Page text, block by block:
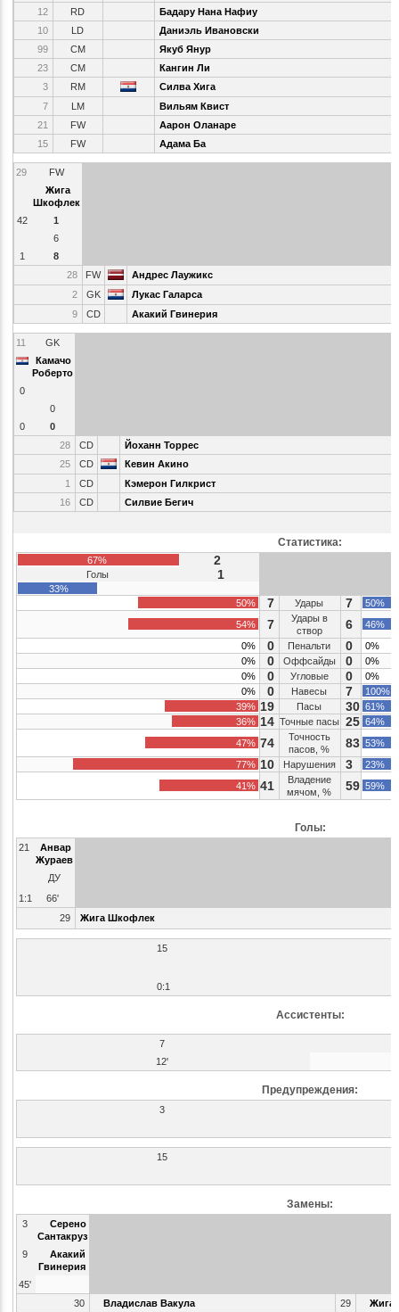
12 RD
Бадару Нана Нафиу
10
LD
Даниэль Ивановски
99
CM
Якуб Янур
23
CM
Кангин Ли
3
RM
Силва Хига
7
LM
Вильям Квист
21
FW
Аарон Оланаре
15
FW Адама Ба
29
FW
Жига
Шкофлек
42
1
6
1
8
28
FW
Андрес Лаужикс
2
GK
Лукас Галарса
9
CD Акакий Гвинерия
11
GK
Камачо
Роберто
0
0
0
0
28
CD
Йоханн Торрес
25
CD
Кевин Акино
1
CD
Кэмерон Гилкрист
16
CD Силвие Бегич
Статистика:
67% 2
Голы 1
33%
50%
7 Удары 7
50%
54%
7
Удары в
створ
6
46%
0%
0 Пенальти 0
0%
0%
0 Оффсайды 0
0%
0%
0 Угловые 0
0%
0%
0 Навесы 7
100%
39% 19 Пасы 30 61%
36% 14 Точные пасы 25 64%
47% 74
Точность
пасов, %
83 53%
77% 10 Нарушения 3
23%
41% 41
Владение
мячом, %
59 59%
Голы:
21
Анвар
Жураев
ДУ
1:1
66'
29
Жига Шкофлек
15
0:1
Ассистенты:
7
12'
Предупреждения:
3
15
Замены:
3
Серено
Сантакруз
9
Акакий
Гвинерия
45'
30
Владислав Вакула 29
Жига